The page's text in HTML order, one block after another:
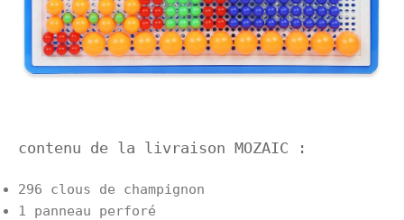
contenu de la livraison MOZAIC :
296 clous de champignon
1 panneau perforé